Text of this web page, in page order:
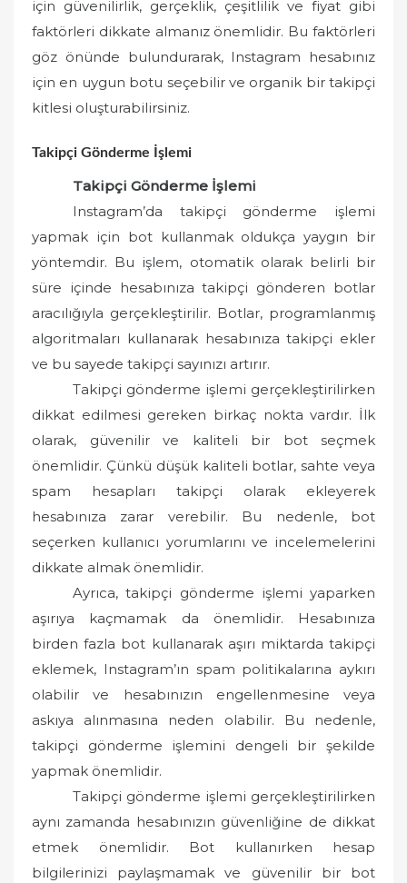
için güvenilirlik, gerçeklik, çeşitlilik ve fiyat gibi
faktörleri dikkate almanız önemlidir. Bu faktörleri
göz önünde bulundurarak, Instagram hesabınız
için en uygun botu seçebilir ve organik bir takipçi
kitlesi oluşturabilirsiniz.
Takipçi Gönderme İşlemi
Takipçi Gönderme İşlemi
Instagram’da takipçi gönderme işlemi
yapmak için bot kullanmak oldukça yaygın bir
yöntemdir. Bu işlem, otomatik olarak belirli bir
süre içinde hesabınıza takipçi gönderen botlar
aracılığıyla gerçekleştirilir. Botlar, programlanmış
algoritmaları kullanarak hesabınıza takipçi ekler
ve bu sayede takipçi sayınızı artırır.
Takipçi gönderme işlemi gerçekleştirilirken
dikkat edilmesi gereken birkaç nokta vardır. İlk
olarak, güvenilir ve kaliteli bir bot seçmek
önemlidir. Çünkü düşük kaliteli botlar, sahte veya
spam hesapları takipçi olarak ekleyerek
hesabınıza zarar verebilir. Bu nedenle, bot
seçerken kullanıcı yorumlarını ve incelemelerini
dikkate almak önemlidir.
Ayrıca, takipçi gönderme işlemi yaparken
aşırıya kaçmamak da önemlidir. Hesabınıza
birden fazla bot kullanarak aşırı miktarda takipçi
eklemek, Instagram’ın spam politikalarına aykırı
olabilir ve hesabınızın engellenmesine veya
askıya alınmasına neden olabilir. Bu nedenle,
takipçi gönderme işlemini dengeli bir şekilde
yapmak önemlidir.
Takipçi gönderme işlemi gerçekleştirilirken
aynı zamanda hesabınızın güvenliğine de dikkat
etmek önemlidir. Bot kullanırken hesap
bilgilerinizi paylaşmamak ve güvenilir bir bot